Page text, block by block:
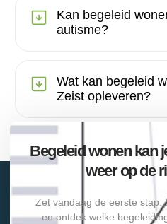
Kan begeleid
autisme?
Wat kan begeleid
Zeist opleveren?
Begeleid wonen kan
weer op de
Zet vandaag de eerste stap.
en ontdek welke